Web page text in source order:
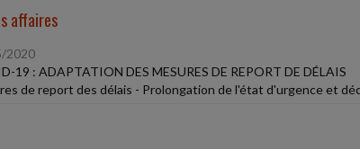
affaires
2020
19 : ADAPTATION DES MESURES DE REPORT DE DÉLAIS
de report des délais - Prolongation de l'état d'urgence et